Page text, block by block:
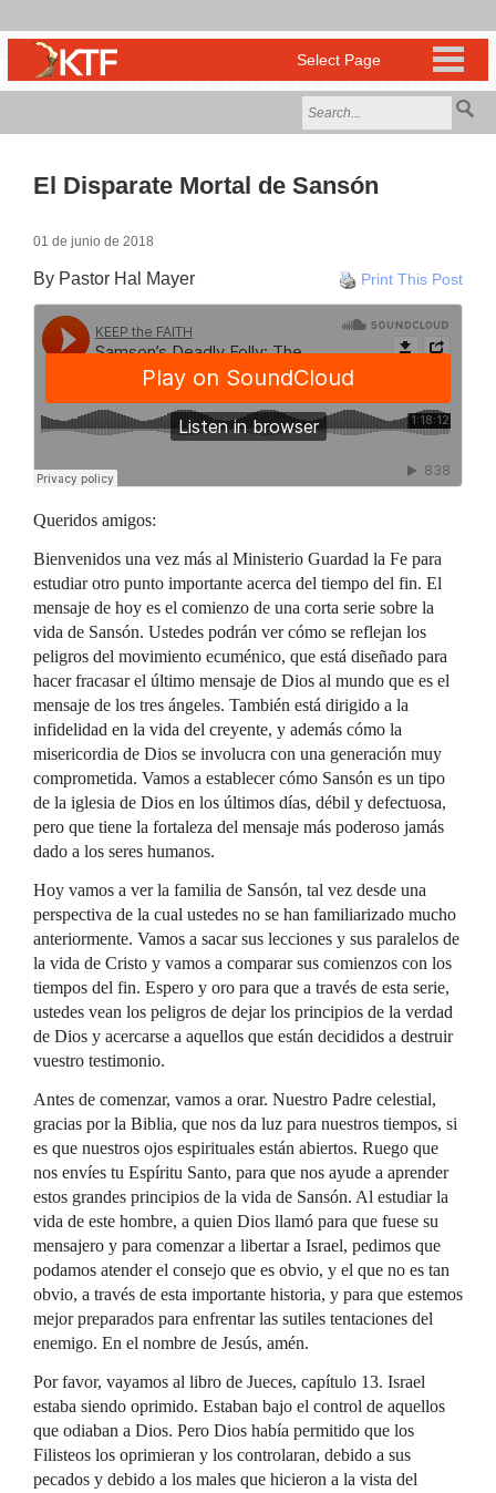
El Disparate Mortal de Sansón
01 de junio de 2018
Print This Post
By Pastor Hal Mayer
Queridos amigos:
Bienvenidos una vez más al Ministerio Guardad la Fe para
estudiar otro punto importante acerca del tiempo del fin. El
mensaje de hoy es el comienzo de una corta serie sobre la
vida de Sansón. Ustedes podrán ver cómo se reflejan los
peligros del movimiento ecuménico, que está diseñado para
hacer fracasar el último mensaje de Dios al mundo que es el
mensaje de los tres ángeles. También está dirigido a la
infidelidad en la vida del creyente, y además cómo la
misericordia de Dios se involucra con una generación muy
comprometida. Vamos a establecer cómo Sansón es un tipo
de la iglesia de Dios en los últimos días, débil y defectuosa,
pero que tiene la fortaleza del mensaje más poderoso jamás
dado a los seres humanos.
Hoy vamos a ver la familia de Sansón, tal vez desde una
perspectiva de la cual ustedes no se han familiarizado mucho
anteriormente. Vamos a sacar sus lecciones y sus paralelos de
la vida de Cristo y vamos a comparar sus comienzos con los
tiempos del fin. Espero y oro para que a través de esta serie,
ustedes vean los peligros de dejar los principios de la verdad
de Dios y acercarse a aquellos que están decididos a destruir
vuestro testimonio.
Antes de comenzar, vamos a orar. Nuestro Padre celestial,
gracias por la Biblia, que nos da luz para nuestros tiempos, si
es que nuestros ojos espirituales están abiertos. Ruego que
nos envíes tu Espíritu Santo, para que nos ayude a aprender
estos grandes principios de la vida de Sansón. Al estudiar la
vida de este hombre, a quien Dios llamó para que fuese su
mensajero y para comenzar a libertar a Israel, pedimos que
podamos atender el consejo que es obvio, y el que no es tan
obvio, a través de esta importante historia, y para que estemos
mejor preparados para enfrentar las sutiles tentaciones del
enemigo. En el nombre de Jesús, amén.
Por favor, vayamos al libro de Jueces, capítulo 13. Israel
estaba siendo oprimido. Estaban bajo el control de aquellos
que odiaban a Dios. Pero Dios había permitido que los
Filisteos los oprimieran y los controlaran, debido a sus
pecados y debido a los males que hicieron a la vista del